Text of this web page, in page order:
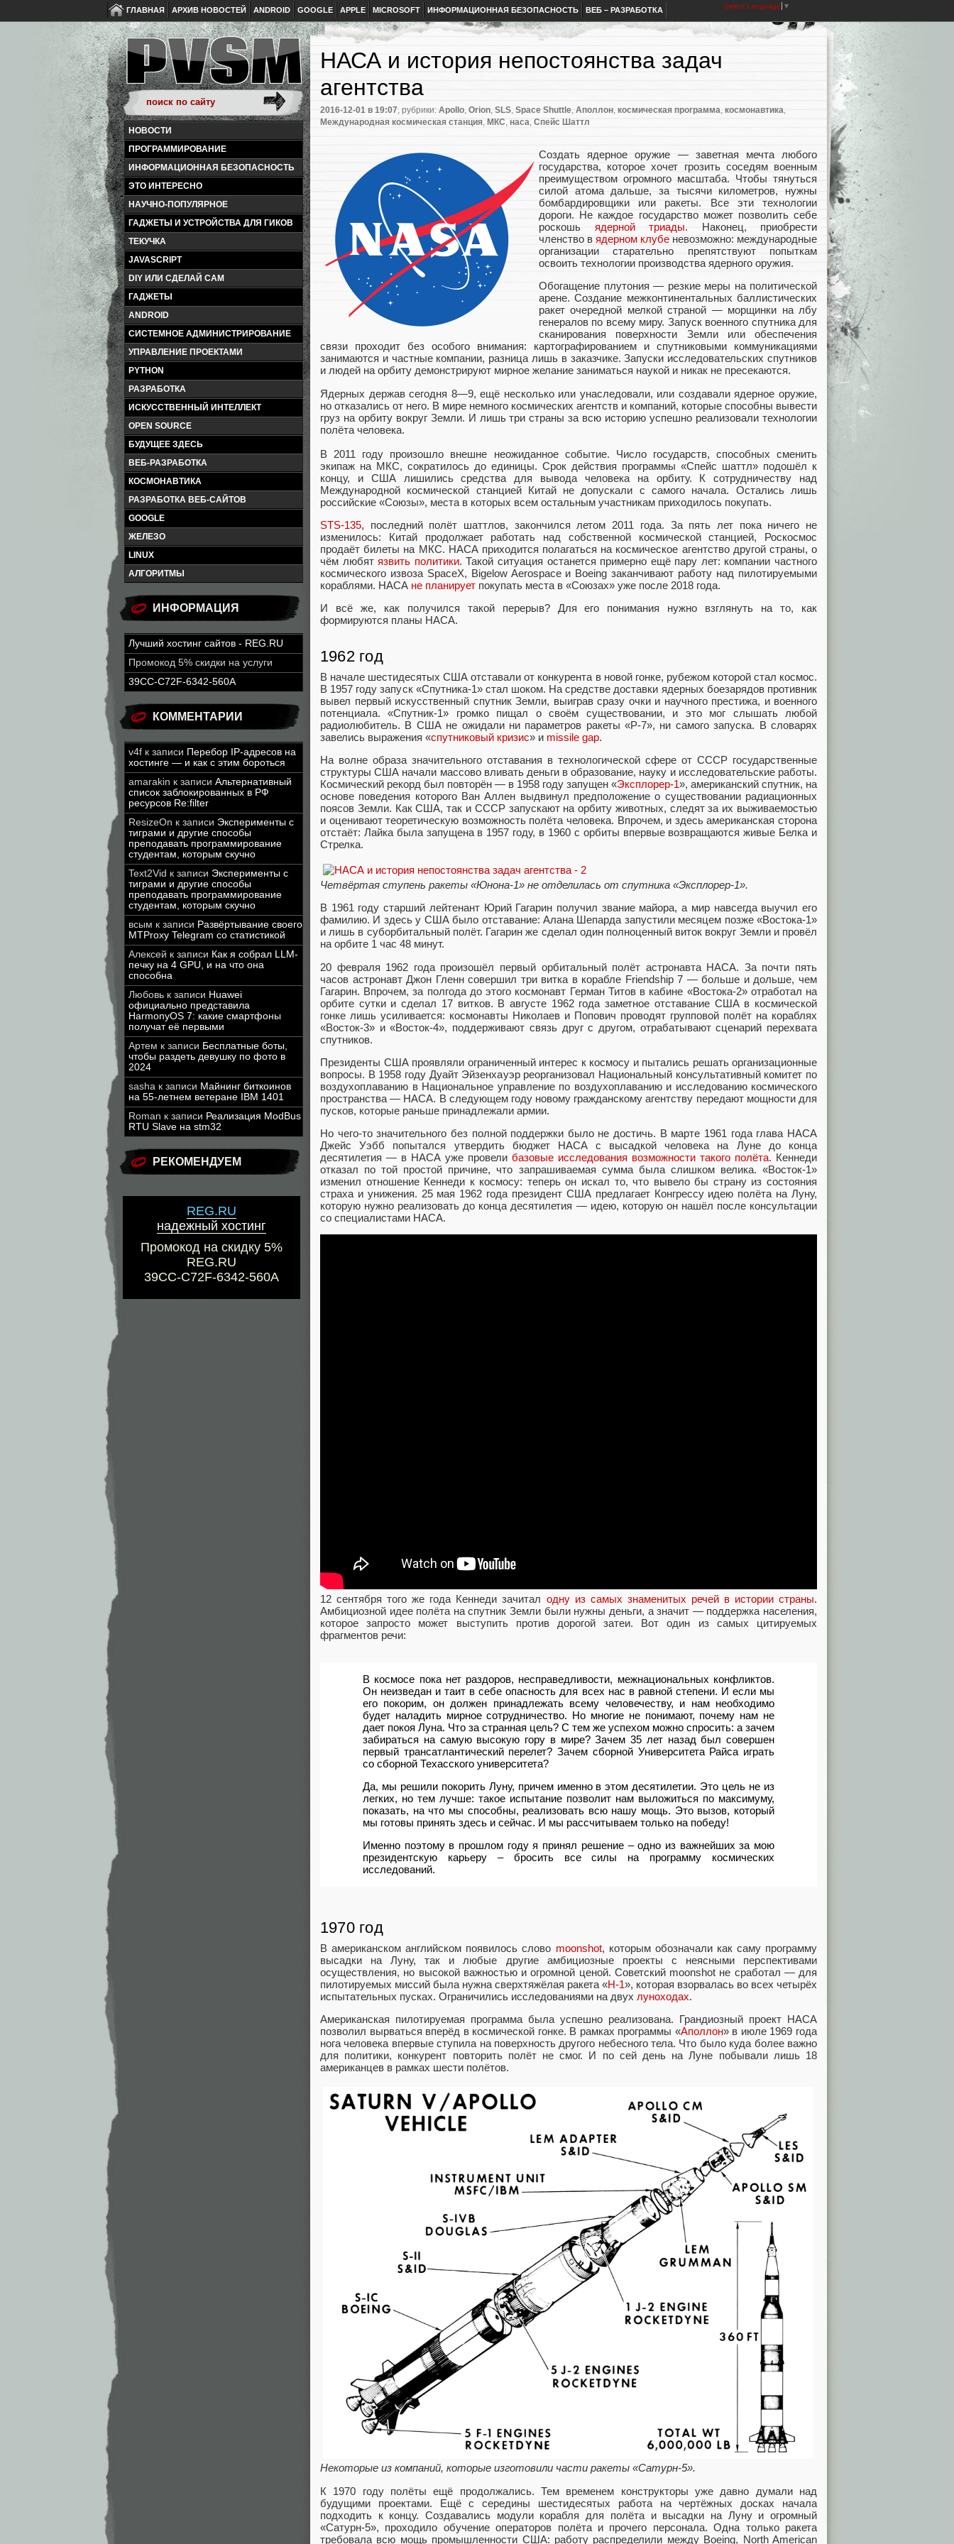
ГЛАВНАЯ АРХИВ НОВОСТЕЙ ANDROID GOOGLE APPLE MICROSOFT ИНФОРМАЦИОННАЯ БЕЗОПАСНОСТЬ ВЕБ – РАЗРАБОТКА Select Language ▼
НОВОСТИ
ПРОГРАММИРОВАНИЕ
ИНФОРМАЦИОННАЯ БЕЗОПАСНОСТЬ
ЭТО ИНТЕРЕСНО
НАУЧНО-ПОПУЛЯРНОЕ
ГАДЖЕТЫ И УСТРОЙСТВА ДЛЯ ГИКОВ
ТЕКУЧКА
JAVASCRIPT
DIY ИЛИ СДЕЛАЙ САМ
ГАДЖЕТЫ
ANDROID
СИСТЕМНОЕ АДМИНИСТРИРОВАНИЕ
УПРАВЛЕНИЕ ПРОЕКТАМИ
PYTHON
РАЗРАБОТКА
ИСКУССТВЕННЫЙ ИНТЕЛЛЕКТ
OPEN SOURCE
БУДУЩЕЕ ЗДЕСЬ
ВЕБ-РАЗРАБОТКА
КОСМОНАВТИКА
РАЗРАБОТКА ВЕБ-САЙТОВ
GOOGLE
ЖЕЛЕЗО
LINUX
АЛГОРИТМЫ
ИНФОРМАЦИЯ
Лучший хостинг сайтов - REG.RU
Промокод 5% скидки на услуги
39CC-C72F-6342-560A
КОММЕНТАРИИ
v4f к записи Перебор IP-адресов на
хостинге — и как с этим бороться
amarakin к записи Альтернативный
список заблокированных в РФ
ресурсов Re:filter
ResizeOn к записи Эксперименты с
тиграми и другие способы
преподавать программирование
студентам, которым скучно
Text2Vid к записи Эксперименты с
тиграми и другие способы
преподавать программирование
студентам, которым скучно
всым к записи Развёртывание своего
MTProxy Telegram со статистикой
Алексей к записи Как я собрал LLM-
печку на 4 GPU, и на что она
способна
Любовь к записи Huawei
официально представила
HarmonyOS 7: какие смартфоны
получат её первыми
Артем к записи Бесплатные боты,
чтобы раздеть девушку по фото в
2024
sasha к записи Майнинг биткоинов
на 55-летнем ветеране IBM 1401
Roman к записи Реализация ModBus
RTU Slave на stm32
РЕКОМЕНДУЕМ
REG.RU
надежный хостинг
Промокод на скидку 5%
REG.RU
39CC-C72F-6342-560A
НАСА и история непостоянства задач
агентства
2016-12-01 в 19:07, рубрики: Apollo, Orion, SLS, Space Shuttle, Аполлон, космическая программа, космонавтика,
Международная космическая станция, МКС, наса, Спейс Шаттл
Создать ядерное оружие — заветная мечта любого
государства, которое хочет грозить соседям военным
преимуществом огромного масштаба. Чтобы тянуться
силой атома дальше, за тысячи километров, нужны
бомбардировщики или ракеты. Все эти технологии
дороги. Не каждое государство может позволить себе
роскошь ядерной триады. Наконец, приобрести
членство в ядерном клубе невозможно: международные
организации старательно препятствуют попыткам
освоить технологии производства ядерного оружия.
Обогащение плутония — резкие меры на политической
арене. Создание межконтинентальных баллистических
ракет очередной мелкой страной — морщинки на лбу
генералов по всему миру. Запуск военного спутника для
сканирования поверхности Земли или обеспечения
связи проходит без особого внимания: картографированием и спутниковыми коммуникациями
занимаются и частные компании, разница лишь в заказчике. Запуски исследовательских спутников
и людей на орбиту демонстрируют мирное желание заниматься наукой и никак не пресекаются.
Ядерных держав сегодня 8—9, ещё несколько или унаследовали, или создавали ядерное оружие,
но отказались от него. В мире немного космических агентств и компаний, которые способны вывести
груз на орбиту вокруг Земли. И лишь три страны за всю историю успешно реализовали технологии
полёта человека.
В 2011 году произошло внешне неожиданное событие. Число государств, способных сменить
экипаж на МКС, сократилось до единицы. Срок действия программы «Спейс шаттл» подошёл к
концу, и США лишились средства для вывода человека на орбиту. К сотрудничеству над
Международной космической станцией Китай не допускали с самого начала. Остались лишь
российские «Союзы», места в которых всем остальным участникам приходилось покупать.
STS-135, последний полёт шаттлов, закончился летом 2011 года. За пять лет пока ничего не
изменилось: Китай продолжает работать над собственной космической станцией, Роскосмос
продаёт билеты на МКС. НАСА приходится полагаться на космическое агентство другой страны, о
чём любятязвить политики. Такой ситуация останется примерно ещё пару лет: компании частного
космического извоза SpaceX, Bigelow Aerospace и Boeing заканчивают работу над пилотируемыми
кораблями. НАСА не планирует покупать места в «Союзах» уже после 2018 года.
И всё же, как получился такой перерыв? Для его понимания нужно взглянуть на то, как
формируются планы НАСА.
1962 год
В начале шестидесятых США отставали от конкурента в новой гонке, рубежом которой стал космос.
В 1957 году запуск «Спутника-1» стал шоком. На средстве доставки ядерных боезарядов противник
вывел первый искусственный спутник Земли, выиграв сразу очки и научного престижа, и военного
потенциала. «Спутник-1» громко пищал о своём существовании, и это мог слышать любой
радиолюбитель. В США не ожидали ни параметров ракеты «Р-7», ни самого запуска. В словарях
завелись выражения «спутниковый кризис» и missile gap.
На волне образа значительного отставания в технологической сфере от СССР государственные
структуры США начали массово вливать деньги в образование, науку и исследовательские работы.
Космический рекорд был повторён — в 1958 году запущен «Эксплорер-1», американский спутник, на
основе поведения которого Ван Аллен выдвинул предположение о существовании радиационных
поясов Земли. Как США, так и СССР запускают на орбиту животных, следят за их выживаемостью
и оценивают теоретическую возможность полёта человека. Впрочем, и здесь американская сторона
отстаёт: Лайка была запущена в 1957 году, в 1960 с орбиты впервые возвращаются живые Белка и
Стрелка.
Четвёртая ступень ракеты «Юнона-1» не отделилась от спутника «Эксплорер-1».
В 1961 году старший лейтенант Юрий Гагарин получил звание майора, а мир навсегда выучил его
фамилию. И здесь у США было отставание: Алана Шепарда запустили месяцем позже «Востока-1»
и лишь в суборбитальный полёт. Гагарин же сделал один полноценный виток вокруг Земли и провёл
на орбите 1 час 48 минут.
20 февраля 1962 года произошёл первый орбитальный полёт астронавта НАСА. За почти пять
часов астронавт Джон Гленн совершил три витка в корабле Friendship 7 — больше и дольше, чем
Гагарин. Впрочем, за полгода до этого космонавт Герман Титов в кабине «Востока-2» отработал на
орбите сутки и сделал 17 витков. В августе 1962 года заметное отставание США в космической
гонке лишь усиливается: космонавты Николаев и Попович проводят групповой полёт на кораблях
«Восток-3» и «Восток-4», поддерживают связь друг с другом, отрабатывают сценарий перехвата
спутников.
Президенты США проявляли ограниченный интерес к космосу и пытались решать организационные
вопросы. В 1958 году Дуайт Эйзенхауэр реорганизовал Национальный консультативный комитет по
воздухоплаванию в Национальное управление по воздухоплаванию и исследованию космического
пространства — НАСА. В следующем году новому гражданскому агентству передают мощности для
пусков, которые раньше принадлежали армии.
Но чего-то значительного без полной поддержки было не достичь. В марте 1961 года глава НАСА
Джейс Уэбб попытался утвердить бюджет НАСА с высадкой человека на Луне до конца
десятилетия — в НАСА уже провели базовые исследования возможности такого полёта. Кеннеди
отказал по той простой причине, что запрашиваемая сумма была слишком велика. «Восток-1»
изменил отношение Кеннеди к космосу: теперь он искал то, что вывело бы страну из состояния
страха и унижения. 25 мая 1962 года президент США предлагает Конгрессу идею полёта на Луну,
которую нужно реализовать до конца десятилетия — идею, которую он нашёл после консультации
со специалистами НАСА.
12 сентября того же года Кеннеди зачитал одну из самых знаменитых речей в истории страны.
Амбициозной идее полёта на спутник Земли были нужны деньги, а значит — поддержка населения,
которое запросто может выступить против дорогой затеи. Вот один из самых цитируемых
фрагментов речи:
В космосе пока нет раздоров, несправедливости, межнациональных конфликтов.
Он неизведан и таит в себе опасность для всех нас в равной степени. И если мы
его покорим, он должен принадлежать всему человечеству, и нам необходимо
будет наладить мирное сотрудничество. Но многие не понимают, почему нам не
дает покоя Луна. Что за странная цель? С тем же успехом можно спросить: а зачем
забираться на самую высокую гору в мире? Зачем 35 лет назад был совершен
первый трансатлантический перелет? Зачем сборной Университета Райса играть
со сборной Техасского университета?
Да, мы решили покорить Луну, причем именно в этом десятилетии. Это цель не из
легких, но тем лучше: такое испытание позволит нам выложиться по максимуму,
показать, на что мы способны, реализовать всю нашу мощь. Это вызов, который
мы готовы принять здесь и сейчас. И мы рассчитываем только на победу!
Именно поэтому в прошлом году я принял решение – одно из важнейших за мою
президентскую карьеру – бросить все силы на программу космических
исследований.
1970 год
В американском английском появилось слово moonshot, которым обозначали как саму программу
высадки на Луну, так и любые другие амбициозные проекты с неясными перспективами
осуществления, но высокой важностью и огромной ценой. Советский moonshot не сработал — для
пилотируемых миссий была нужна сверхтяжёлая ракета «Н-1», которая взорвалась во всех четырёх
испытательных пусках. Ограничились исследованиями на двух луноходах.
Американская пилотируемая программа была успешно реализована. Грандиозный проект НАСА
позволил вырваться вперёд в космической гонке. В рамках программы «Аполлон» в июле 1969 года
нога человека впервые ступила на поверхность другого небесного тела. Что было куда более важно
для политики, конкурент повторить полёт не смог. И по сей день на Луне побывали лишь 18
американцев в рамках шести полётов.
Некоторые из компаний, которые изготовили части ракеты «Сатурн-5».
К 1970 году полёты ещё продолжались. Тем временем конструкторы уже давно думали над
будущими проектами. Ещё с середины шестидесятых работа на чертёжных досках начала
подходить к концу. Создавались модули корабля для полёта и высадки на Луну и огромный
«Сатурн-5», проходило обучение операторов полёта и прочего персонала. Одна только ракета
требовала всю мощь промышленности США: работу распределили между Boeing, North American